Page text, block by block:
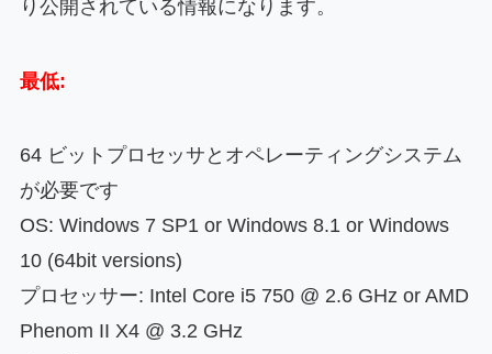
り公開されている情報になります。
最低:
64 ビットプロセッサとオペレーティングシステム
が必要です
OS: Windows 7 SP1 or Windows 8.1 or Windows
10 (64bit versions)
プロセッサー: Intel Core i5 750 @ 2.6 GHz or AMD
Phenom II X4 @ 3.2 GHz